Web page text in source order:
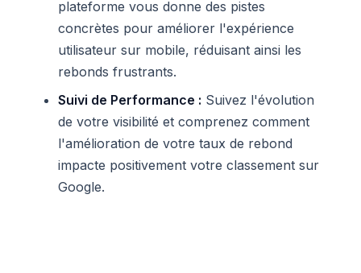
plateforme vous donne des pistes
concrètes pour améliorer l'expérience
utilisateur sur mobile, réduisant ainsi les
rebonds frustrants.
Suivi de Performance : Suivez l'évolution
de votre visibilité et comprenez comment
l'amélioration de votre taux de rebond
impacte positivement votre classement sur
Google.